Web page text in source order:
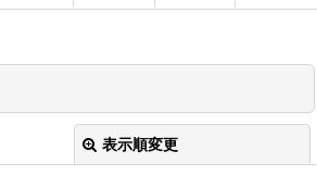
表示順変更